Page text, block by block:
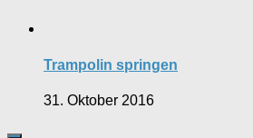
Trampolin springen
31. Oktober 2016